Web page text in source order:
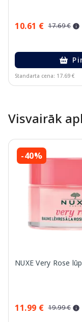
10.61 € 17.69 €
Standarta cena: 17.69 €
Visvairāk
-40%
NUXE Very Rose
11.99 € 19.99 €